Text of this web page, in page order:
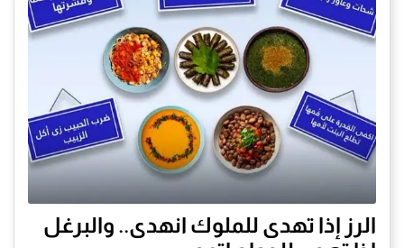
الرز إذا تهدى للملوك انهدى.. والبرغل